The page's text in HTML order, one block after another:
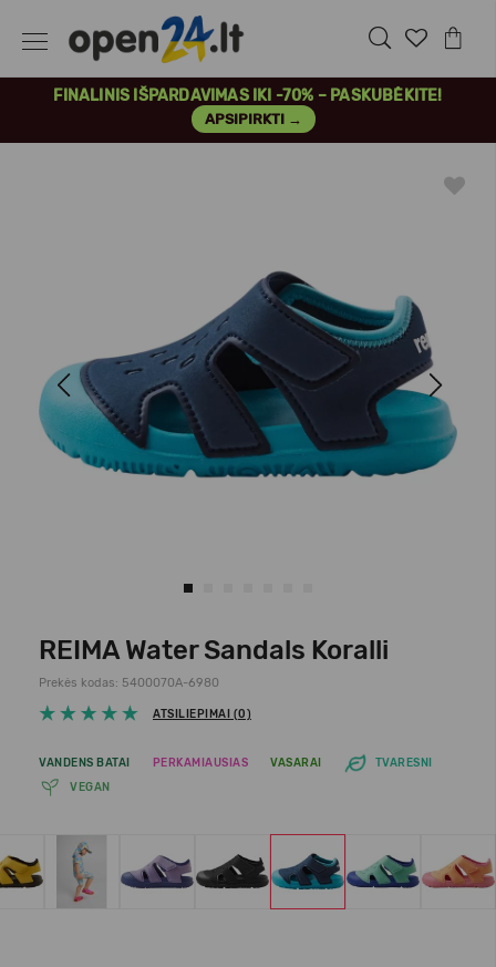
FINALINIS IŠPARDAVIMAS IKI -70% – PASKUBĖKITE!
APSIPIRKTI →
Previous Next
REIMA Water Sandals Koralli
Prekės kodas: 5400070A-6980
ATSILIEPIMAI (0)
VANDENS BATAI PERKAMIAUSIAS VASARAI
TVARESNI
VEGAN